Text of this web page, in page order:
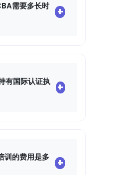
需要多长时
+
）、监督小时的积
到2000小时，持
有国际认证执
+
，ESDM）提供了
业知识和广泛的职
训的费用是多
+